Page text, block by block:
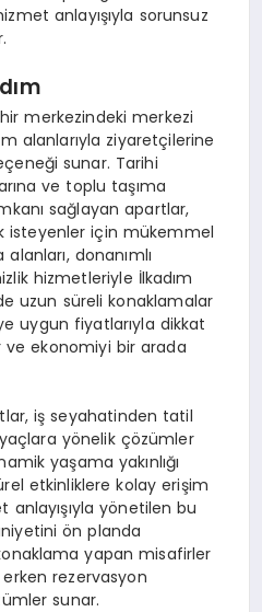
anlayışıyla sorunsuz
merkezindeki merkezi
alanlarıyla ziyaretçilerine
sunar. Tarihi
ve toplu taşıma
sağlayan apartlar,
isteyenler için mükemmel
donanımlı
hizmetleriyle İlkadım
uzun süreli konaklamalar
uygun fiyatlarıyla dikkat
ekonomiyi bir arada
iş seyahatinden tatil
yönelik çözümler
yaşama yakınlığı
etkinliklere kolay erişim
anlayışıyla yönetilen bu
ön planda
yapan misafirler
rezervasyon
sunar.